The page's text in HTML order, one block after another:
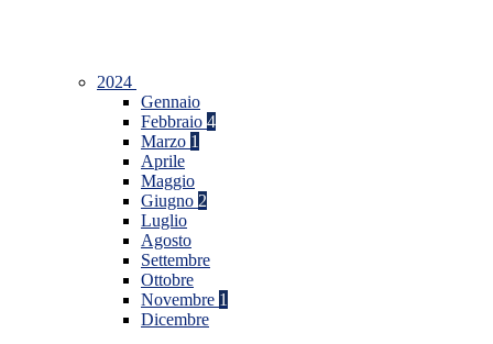
2024
Gennaio
Febbraio 4
Marzo 1
Aprile
Maggio
Giugno 2
Luglio
Agosto
Settembre
Ottobre
Novembre 1
Dicembre